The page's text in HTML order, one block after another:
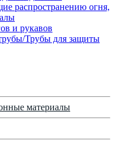
распространению огня,
и рукавов
Трубы для защиты
материалы